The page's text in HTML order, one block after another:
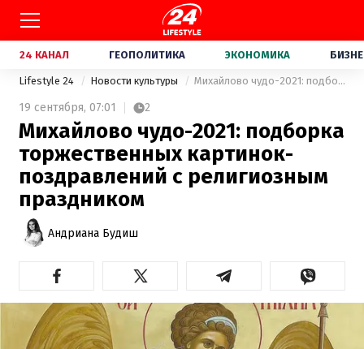
24 КАНАЛ ГЕОПОЛИТИКА ЭКОНОМИКА
Lifestyle 24 Новости культуры Михайлово чудо-2021: подборка торжественных картинок-поздравлений с религиозным праздником
19 сентября, 07:01 2
Михайлово чудо-2021: подборка
торжественных картинок-
поздравлений с религиозным
праздником
Андриана Будиш